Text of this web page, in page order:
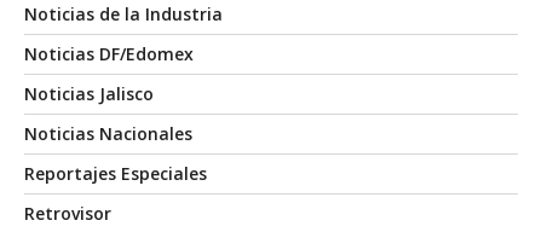
Noticias de la Industria
Noticias DF/Edomex
Noticias Jalisco
Noticias Nacionales
Reportajes Especiales
Retrovisor